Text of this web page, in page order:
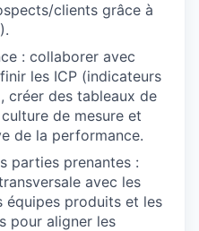
clients grâce à
: collaborer avec
les ICP (indicateurs
créer des tableaux de
de mesure et
de la performance.
parties prenantes :
avec les
équipes produits et les
pour aligner les